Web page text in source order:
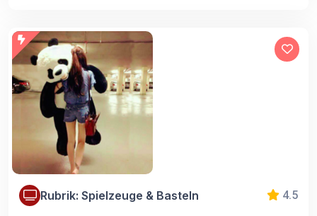
Rubrik: Spielzeuge & Basteln 4.5